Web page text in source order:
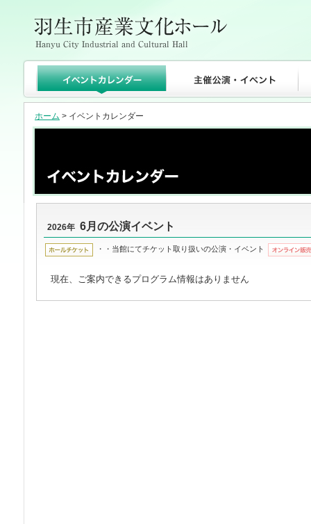
ホーム > イベントカレンダー
2026年 6月の公演イベント
・・当館にてチケット取り扱いの公演・イベント
現在、ご案内できるプログラム情報はありません